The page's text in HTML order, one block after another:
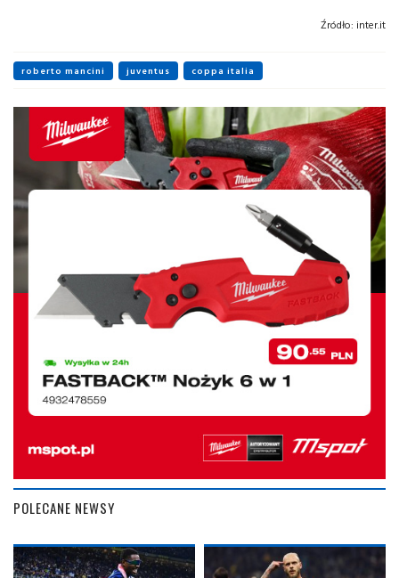
Źródło: inter.it
roberto mancini juventus coppa italia
POLECANE NEWSY